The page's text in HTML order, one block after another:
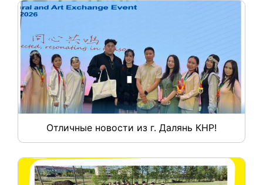
Отличные новости из г. Далянь КНР!